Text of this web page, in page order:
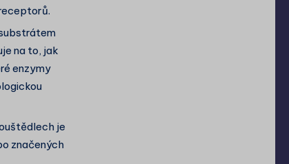
na to, jak
enzymy
je
značených